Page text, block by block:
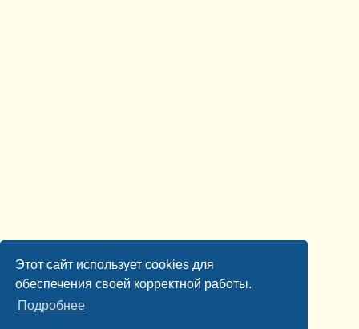
Этот сайт использует cookies для
обеспечения своей корректной работы.
Подробнее